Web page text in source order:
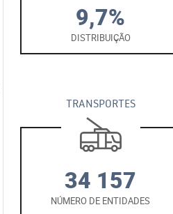
9,7%
DISTRIBUIÇÃO
TRANSPORTES
34 157
NÚMERO DE ENTIDADES